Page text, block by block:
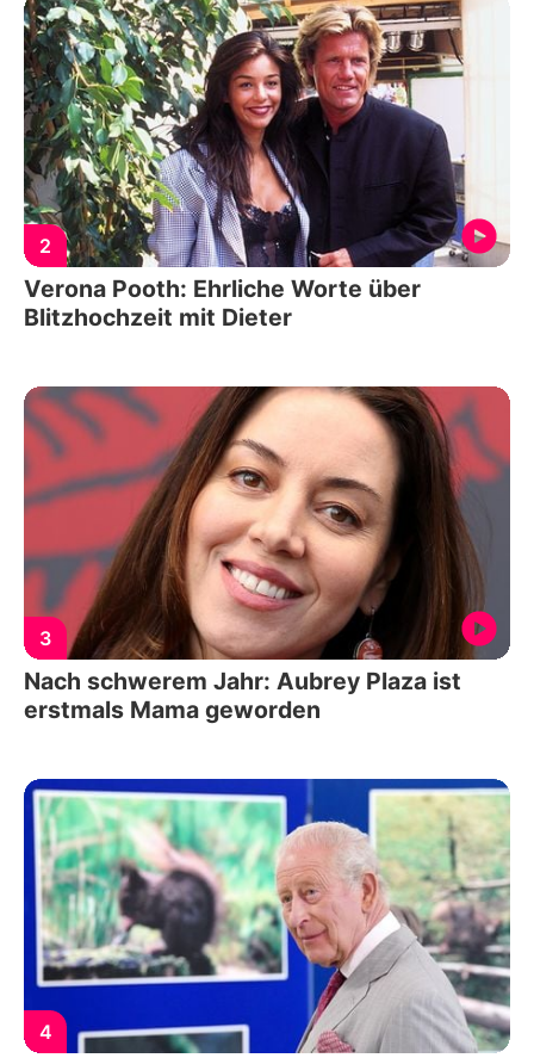
2
Verona Pooth: Ehrliche Worte über
Blitzhochzeit mit Dieter
3
Nach schwerem Jahr: Aubrey Plaza ist
erstmals Mama geworden
4